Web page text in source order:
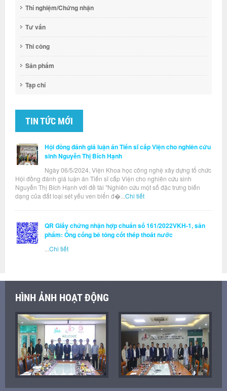
Thí nghiệm/Chứng nhận
Tư vấn
Thi công
Sản phẩm
Tạp chí
TIN TỨC MỚI
Hội đồng đánh giá luận án Tiến sĩ cấp Viện cho nghiên cứu
sinh Nguyễn Thị Bích Hạnh
Ngày 06/5/2024, Viện Khoa học công nghệ xây dựng tổ chức
Hội đồng đánh giá luận án Tiến sĩ cấp Viện cho nghiên cứu sinh
Nguyễn Thị Bích Hạnh với đề tài "Nghiên cứu một số đặc trưng biến
dạng của đất loại sét yếu ven biển đ�... Chi tiết
QR Giấy chứng nhận hợp chuẩn số 161/2022VKH-1, sản
phẩm: Ống cống bê tông cốt thép thoát nước
Chi tiết
HÌNH ẢNH HOẠT ĐỘNG